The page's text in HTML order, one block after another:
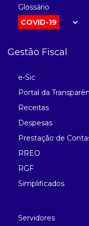
Glossário
COVID-19
Gestão Fiscal
e-Sic
Portal da
Receitas
Despesas
Prestação de
RREO
RGF
Simplificados
Servidores